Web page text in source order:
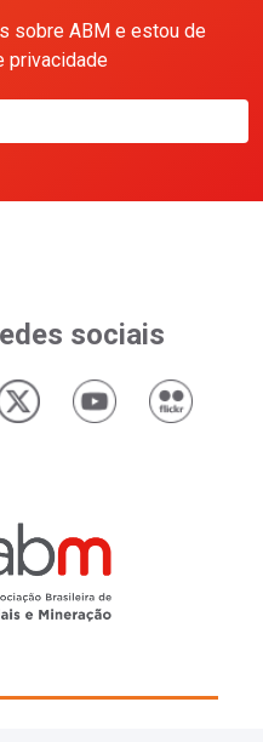
sobre ABM e estou de
privacidade
sociais